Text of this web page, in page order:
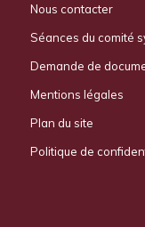
Nous contacter
Séances du comité
Demande de
Mentions légales
Plan du site
Politique de